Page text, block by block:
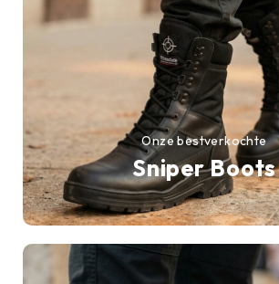
Sniper Boots
Onze bestverkochte